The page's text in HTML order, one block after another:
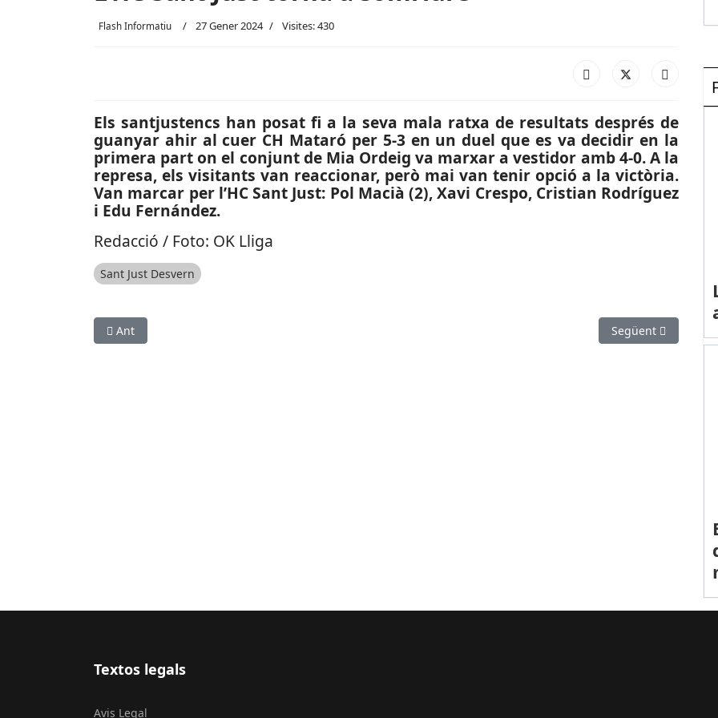
Flash Informatiu 27 Gener 2024 Visites: 430
Els santjustencs han posat fi a la seva mala ratxa de resultats després de
guanyar ahir al cuer CH Mataró per 5-3 en un duel que es va decidir en la
primera part on el conjunt de Mia Ordeig va marxar a vestidor amb 4-0. A la
represa, els visitants van reaccionar, però mai van tenir opció a la victòria.
Van marcar per l’HC Sant Just: Pol Macià (2), Xavi Crespo, Cristian Rodríguez
i Edu Fernández.
Redacció / Foto: OK Lliga
Sant Just Desvern
Article anterior: ESPORTS (HANDBOL, DIVISIÓ D’HONOR PLATA FEM.): El Sant Joan Despí guanya el derbi i el Gavà
Ant Article següent:
Següent
Textos legals
Avis Legal